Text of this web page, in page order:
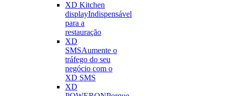
XD Kitchen
displayIndispensável
para a
restauração
XD
SMSAumente o
tráfego do seu
negócio com o
XD SMS
XD